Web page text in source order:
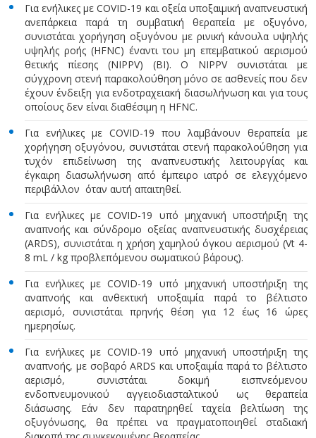
Για ενήλικες με COVID-19 και οξεία υποξαιμική αναπνευστική
ανεπάρκεια παρά τη συμβατική θεραπεία με οξυγόνο,
συνιστάται χορήγηση οξυγόνου με ρινική κάνουλα υψηλής
υψηλής ροής (HFNC) έναντι του μη επεμβατικού αερισμού
θετικής πίεσης (NIPPV) (BI). Ο NIPPV συνιστάται με
σύγχρονη στενή παρακολούθηση μόνο σε ασθενείς που δεν
έχουν ένδειξη για ενδοτραχειακή διασωλήνωση και για τους
οποίους δεν είναι διαθέσιμη η HFNC.
Για ενήλικες με COVID-19 που λαμβάνουν θεραπεία με
χορήγηση οξυγόνου, συνιστάται στενή παρακολούθηση για
τυχόν επιδείνωση της αναπνευστικής λειτουργίας και
έγκαιρη διασωλήνωση από έμπειρο ιατρό σε ελεγχόμενο
περιβάλλον όταν αυτή απαιτηθεί.
Για ενήλικες με COVID-19 υπό μηχανική υποστήριξη της
αναπνοής και σύνδρομο οξείας αναπνευστικής δυσχέρειας
(ARDS), συνιστάται η χρήση χαμηλού όγκου αερισμού (Vt 4-
8 mL / kg προβλεπόμενου σωματικού βάρους).
Για ενήλικες με COVID-19 υπό μηχανική υποστήριξη της
αναπνοής και ανθεκτική υποξαιμία παρά το βέλτιστο
αερισμό, συνιστάται πρηνής θέση για 12 έως 16 ώρες
ημερησίως.
Για ενήλικες με COVID-19 υπό μηχανική υποστήριξη της
αναπνοής, με σοβαρό ARDS και υποξαιμία παρά το βέλτιστο
αερισμό, συνιστάται δοκιμή εισπνεόμενου
ενδοπνευμονικού αγγειοδιασταλτικού ως θεραπεία
διάσωσης. Εάν δεν παρατηρηθεί ταχεία βελτίωση της
οξυγόνωσης, θα πρέπει να πραγματοποιηθεί σταδιακή